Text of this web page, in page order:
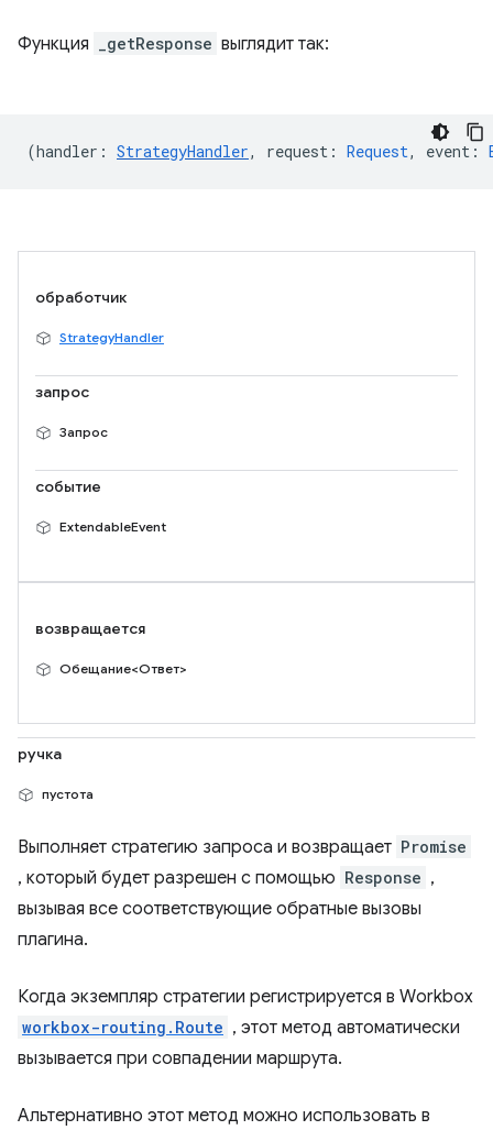
Функция _getResponse выглядит так:
(handler : StrategyHandler, request : Request, event :
обработчик
StrategyHandler
запрос
Запрос
событие
ExtendableEvent
возвращается
Обещание<Ответ>
ручка
пустота
Выполняет стратегию запроса и возвращает Promise
, который будет разрешен с помощью Response ,
вызывая все соответствующие обратные вызовы
плагина.
Когда экземпляр стратегии регистрируется в Workbox
workbox-routing.Route , этот метод автоматически
вызывается при совпадении маршрута.
Альтернативно этот метод можно использовать в